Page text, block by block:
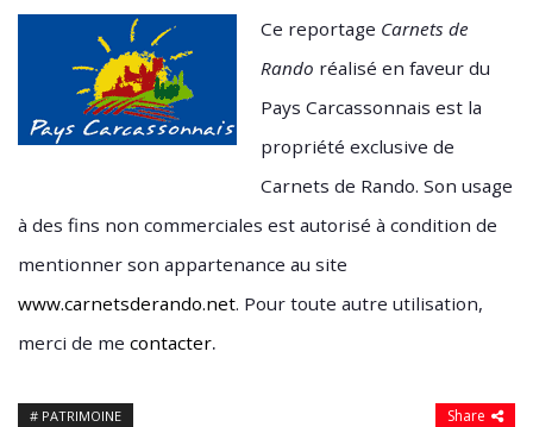
Ce reportage Carnets de
Rando réalisé en faveur du
Pays Carcassonnais est la
propriété exclusive de
Carnets de Rando. Son usage
à des fins non commerciales est autorisé à condition de
mentionner son appartenance au site
www.carnetsderando.net. Pour toute autre utilisation,
merci de me contacter.
PATRIMOINE Share